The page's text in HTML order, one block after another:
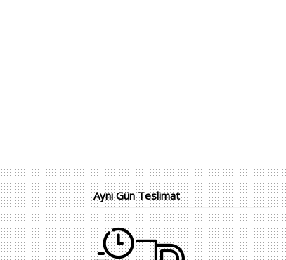
Aynı Gün Teslimat